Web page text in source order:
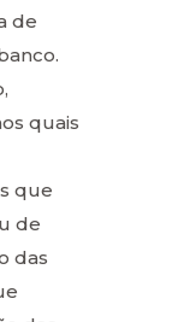
de
quais
que
de
das